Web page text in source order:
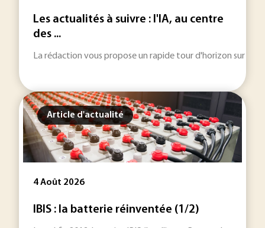
Les actualités à suivre : l'IA, au centre
des ...
La rédaction vous propose un rapide tour d'horizon sur les
Article d'actualité
4 Août 2026
IBIS : la batterie réinventée (1/2)